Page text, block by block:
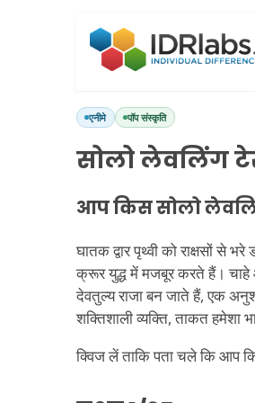
एनीमे पॉप संस्कृति
सोलो लेवलिंग
आप किस सोलो
घातक द्वार पृथ्वी को राक्षसों से
क्रूर युद्ध में मजबूर करते हैं। चाहे
देवतुल्य राजा बन जाते हैं, एक
शक्तिशाली व्यक्ति, ताकत हमेशा
क्विज लें ताकि पता चले कि आप